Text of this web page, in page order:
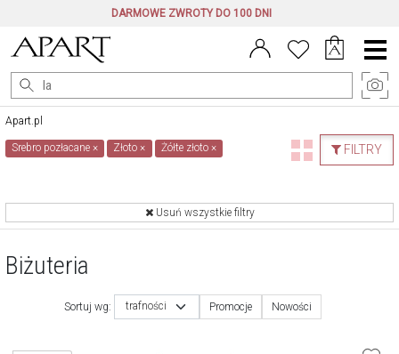
DARMOWE ZWROTY DO 100 DNI
Menu
główne
Apart.pl
FILTRY
Srebro pozłacane× Złoto× Żółte złoto ×
Usuń wszystkie filtry
Biżuteria
Sortuj wg: trafności Promocje Nowości